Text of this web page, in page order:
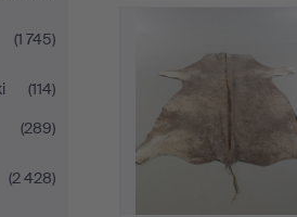
(1 745)
(114)
(289)
(2 428)